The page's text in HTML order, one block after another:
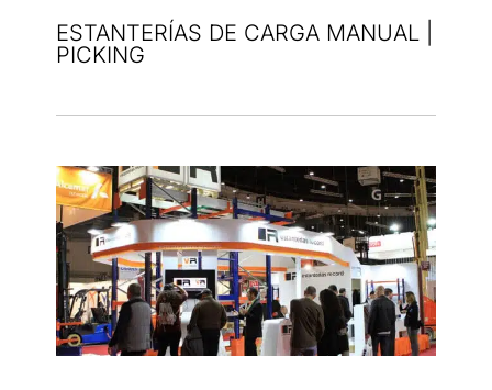
ESTANTERÍAS DE CARGA MANUAL |
PICKING